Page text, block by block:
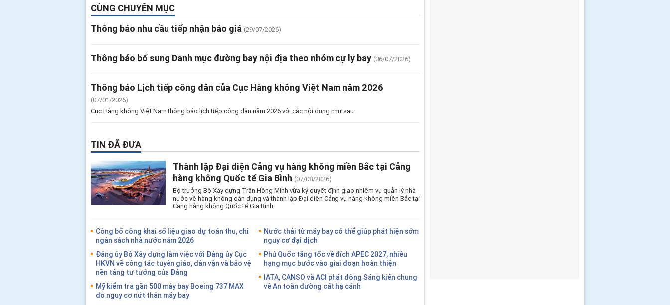
CÙNG CHUYÊN MỤC
Thông báo nhu cầu tiếp nhận báo giá (29/07/2026)
Thông báo bổ sung Danh mục đường bay nội địa theo nhóm cự ly bay (06/07/2026)
Thông báo Lịch tiếp công dân của Cục Hàng không Việt Nam năm 2026
(07/01/2026)
Cục Hàng không Việt Nam thông báo lịch tiếp công dân năm 2026 với các nội dung như sau:
TIN ĐÃ ĐƯA
Thành lập Đại diện Cảng vụ hàng không miền Bắc tại Cảng
hàng không Quốc tế Gia Bình (07/08/2026)
Bộ trưởng Bộ Xây dựng Trần Hồng Minh vừa ký quyết định giao nhiệm vụ quản lý nhà
nước về hàng không dân dụng và thành lập Đại diện Cảng vụ hàng không miền Bắc tại
Cảng hàng không Quốc tế Gia Bình.
Công bố công khai số liệu giao dự toán thu, chi
ngân sách nhà nước năm 2026
Đảng ủy Bộ Xây dựng làm việc với Đảng ủy Cục
HKVN về công tác tuyên giáo, dân vận và bảo vệ
nền tảng tư tưởng của Đảng
Mỹ kiểm tra gần 500 máy bay Boeing 737 MAX
do nguy cơ nứt thân máy bay
Nước thải từ máy bay có thể giúp phát hiện sớm
nguy cơ đại dịch
Phú Quốc tăng tốc về đích APEC 2027, nhiều
hạng mục bước vào giai đoạn hoàn thiện
IATA, CANSO và ACI phát động Sáng kiến chung
về An toàn đường cất hạ cánh